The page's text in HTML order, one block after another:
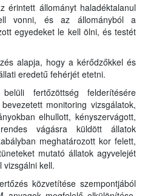
érintett állományt haladéktalanul
vonni, és az állományból a
egyedeket le kell ölni, és testét
alapja, hogy a kérődzőkkel és
eredetű fehérjét etetni.
fertőzöttség felderítésére
monitoring vizsgálatok,
elhullott, kényszervágott,
vágásra küldött állatok
meghatározott kor felett,
mutató állatok agyvelejét
vizsgálni kell.
közvetítése szempontjából